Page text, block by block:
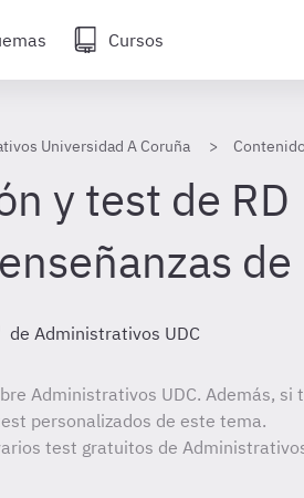
Cursos
Universidad A Coruña
y test de RD
de
de Administrativos UDC
Administrativos UDC. Además, si
personalizados de este tema.
test gratuitos de